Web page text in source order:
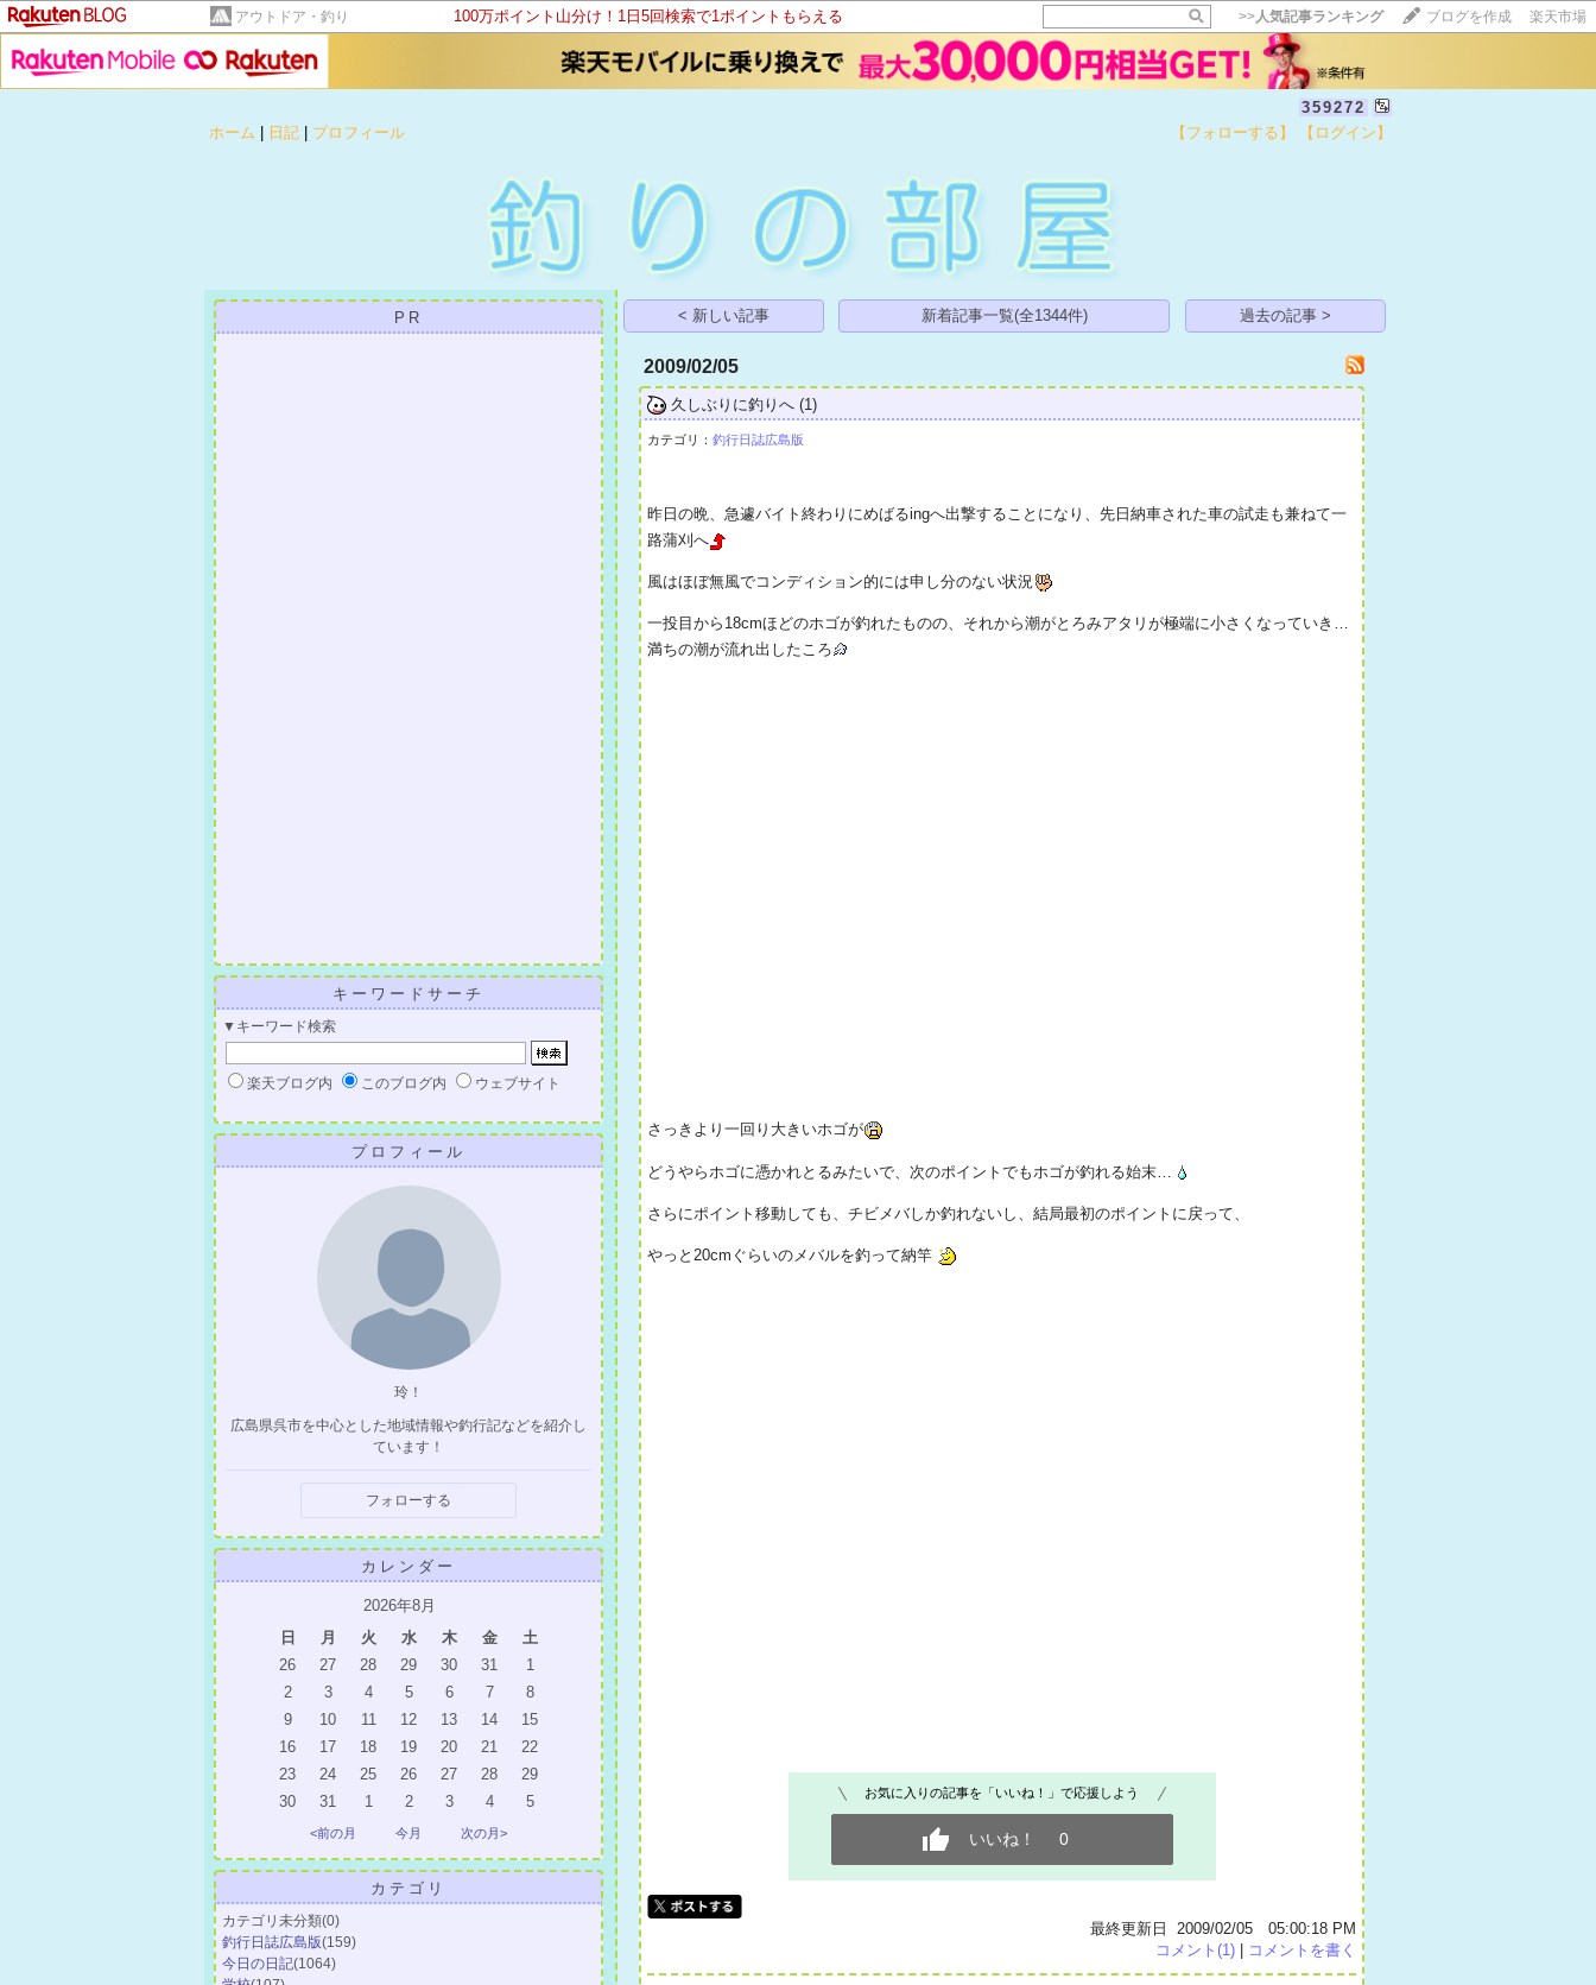
アウトドア・釣り 100万ポイント山分け！1日5回検索で1ポイントもらえる >>人気記事ランキング ブログを作成 楽天市場
359272
ホーム
日記 プロフィール 【フォローする】 【ログイン】
PR
キーワードサーチ
▼キーワード検索
楽天ブログ内 このブログ内 ウェブサイト
プロフィール
玲！
広島県呉市を中心とした地域情報や釣行記などを紹介し
ています！
フォローする
カレンダー
2026年8月
日
月 火 水 木 金
土
26
27 28 29 30 31
1
2
3 4 5 6 7
8
9
10 11 12 13 14
15
16
17 18 19 20 21
22
23
24 25 26 27 28
29
30
31 1 2 3 4 5
<前の月 今月 次の月>
カテゴリ
カテゴリ未分類(0)
釣行日誌広島版(159)
今日の日記(1064)
< 新しい記事 新着記事一覧(全1344件) 過去の記事 >
2009/02/05
久しぶりに釣りへ (1)
カテゴリ：釣行日誌広島版
昨日の晩、急遽バイト終わりにめばるingへ出撃することになり、先日納車された車の試走も兼ねて一
路蒲刈へ
風はほぼ無風でコンディション的には申し分のない状況
一投目から18cmほどのホゴが釣れたものの、それから潮がとろみアタリが極端に小さくなっていき…
満ちの潮が流れ出したころ
さっきより一回り大きいホゴが
どうやらホゴに憑かれとるみたいで、次のポイントでもホゴが釣れる始末…
さらにポイント移動しても、チビメバしか釣れないし、結局最初のポイントに戻って、
やっと20cmぐらいのメバルを釣って納竿
お気に入りの記事を「いいね！」で応援しよう
いいね！ 0
最終更新日 2009/02/05 05:00:18 PM
コメント(1)
コメントを書く